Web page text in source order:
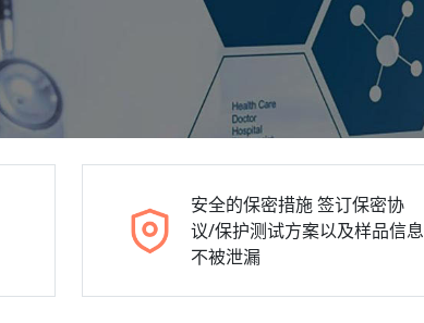
安全的保密措施签订保密协
议/保护测试方案以及样品信息
不被泄漏